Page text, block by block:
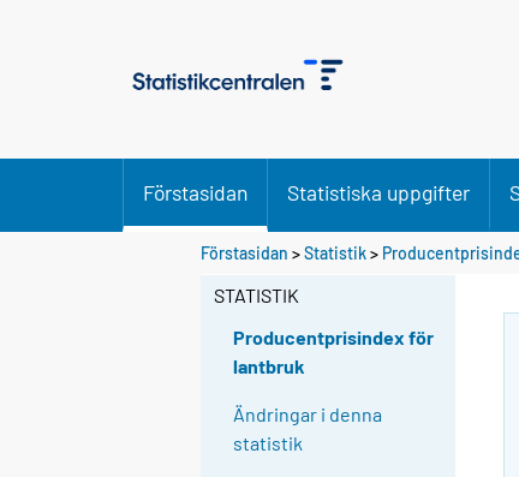
Förstasidan Statistiska uppgifter
Förstasidan >Statistik>
STATISTIK
Producentprisindex för
lantbruk
Ändringar i denna
statistik